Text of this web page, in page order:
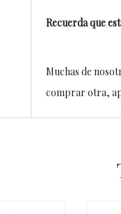
Recuerda que
Muchas de
comprar otra,